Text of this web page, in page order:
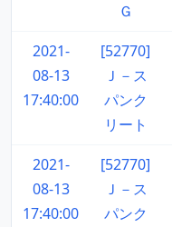
Ｇ
2021-
08-13
17:40:00
[52770]
Ｊ－ス
パンク
リート
2021-
08-13
17:40:00
[52770]
Ｊ－ス
パンク